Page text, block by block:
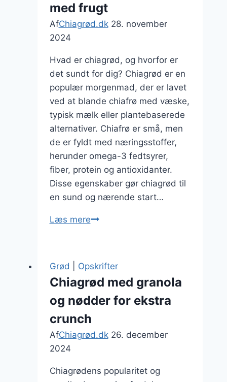
med frugt
AfChiagrød.dk 28. november
2024
Hvad er chiagrød, og hvorfor er
det sundt for dig? Chiagrød er en
populær morgenmad, der er lavet
ved at blande chiafrø med væske,
typisk mælk eller plantebaserede
alternativer. Chiafrø er små, men
de er fyldt med næringsstoffer,
herunder omega-3 fedtsyrer,
fiber, protein og antioxidanter.
Disse egenskaber gør chiagrød til
en sund og nærende start…
Læs mereSund
med
Grød Opskrifter
Chiagrød med granola
og nødder for ekstra
crunch
AfChiagrød.dk 26. december
2024
Chiagrødens popularitet og